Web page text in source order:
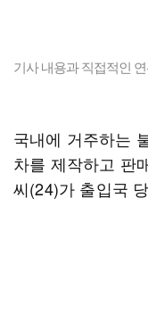
기사 내용과 직접적인
국내에 거주하는
차를 제작하고 판
씨(24)가 출입국